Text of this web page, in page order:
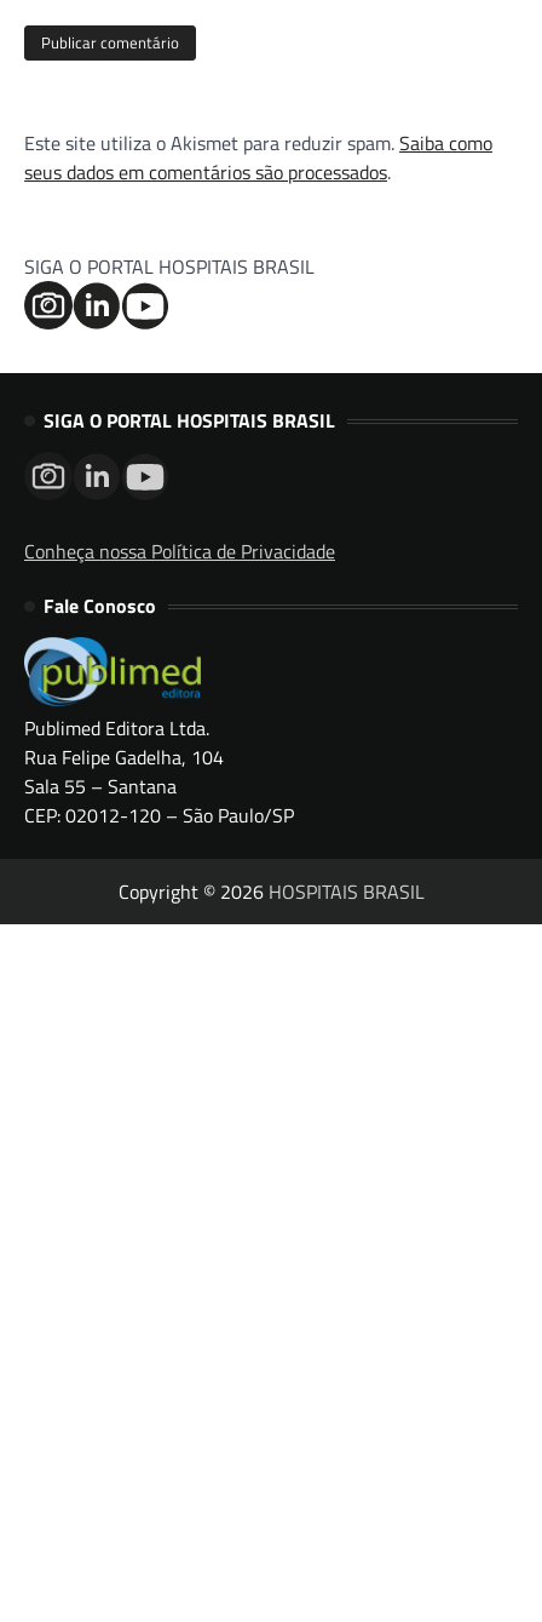
Este site utiliza o Akismet para reduzir spam.Saiba como
seus dados em comentários são processados.
SIGA O PORTAL HOSPITAIS BRASIL
SIGA O PORTAL HOSPITAIS BRASIL
Conheça nossa Política de Privacidade
Fale Conosco
Publimed Editora Ltda.
Rua Felipe Gadelha, 104
Sala 55 – Santana
CEP: 02012-120 – São Paulo/SP
Copyright © 2026 HOSPITAIS BRASIL